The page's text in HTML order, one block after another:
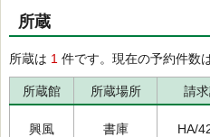
所蔵
所蔵は 1 件です。現在の予約件数
所蔵館 所蔵場所 請
興風 書庫 HA/